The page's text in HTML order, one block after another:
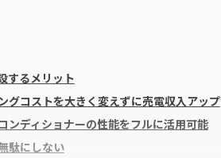
するメリット
グコストを大きく変えずに売電収入アップ
ンディショナーの性能をフルに活用可能
駄にしない